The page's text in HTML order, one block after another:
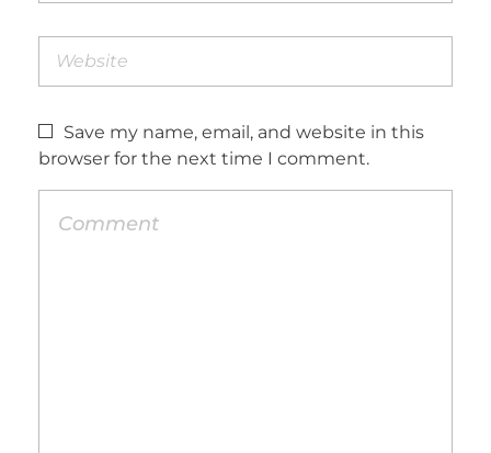
Save my name, email, and website in this
browser for the next time I comment.